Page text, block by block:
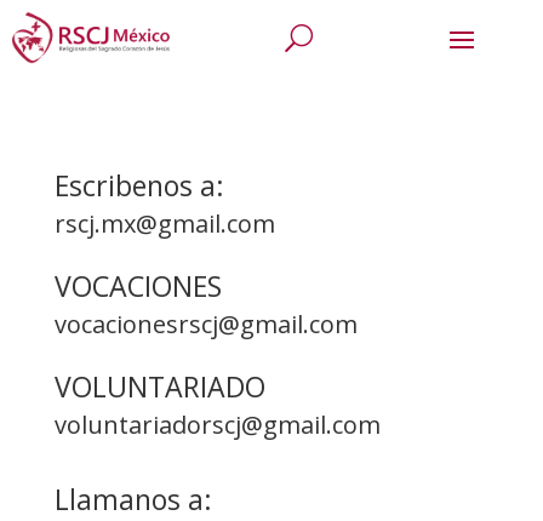
Escribenos a:
rscj.mx@gmail.com
VOCACIONES
vocacionesrscj@gmail.com
VOLUNTARIADO
voluntariadorscj@gmail.com
Llamanos a: